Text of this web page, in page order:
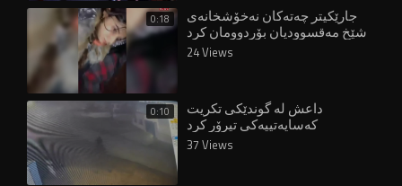
0:18 جارێکیتر چەتەکان نەخۆشخانەی
شێخ مەقسوودیان بۆردوومان کرد
24 Views
0:10 داعش لە گوندێکی تکریت
کەسایەتییەکی تیرۆر کرد
37 Views